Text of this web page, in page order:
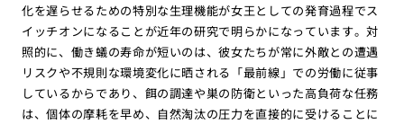
化を遅らせるための特別な生理機能が女王としての発育過程でス
イッチオンになることが近年の研究で明らかになっています。対
照的に、働き蟻の寿命が短いのは、彼女たちが常に外敵との遭遇
リスクや不規則な環境変化に晒される「最前線」での労働に従事
しているからであり、餌の調達や巣の防衛といった高負荷な任務
は、個体の摩耗を早め、自然淘汰の圧力を直接的に受けることに